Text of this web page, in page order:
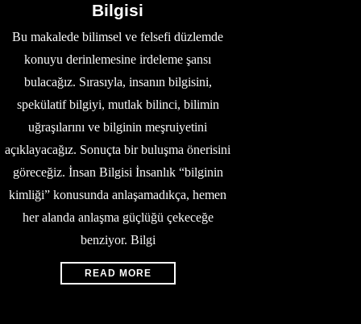
Bilgisi
Bu makalede bilimsel ve felsefi düzlemde
konuyu derinlemesine irdeleme şansı
bulacağız. Sırasıyla, insanın bilgisini,
spekülatif bilgiyi, mutlak bilinci, bilimin
uğraşılarını ve bilginin meşruiyetini
açıklayacağız. Sonuçta bir buluşma önerisini
göreceğiz. İnsan Bilgisi İnsanlık “bilginin
kimliği” konusunda anlaşamadıkça, hemen
her alanda anlaşma güçlüğü çekeceğe
benziyor. Bilgi
READ MORE